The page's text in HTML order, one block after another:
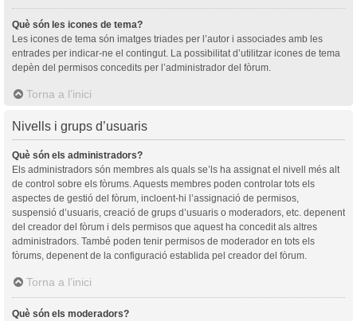
Què són les icones de tema?
Les icones de tema són imatges triades per l’autor i associades amb les
entrades per indicar-ne el contingut. La possibilitat d’utilitzar icones de tema
depèn del permisos concedits per l’administrador del fòrum.
Torna a l’inici
Nivells i grups d’usuaris
Què són els administradors?
Els administradors són membres als quals se’ls ha assignat el nivell més alt
de control sobre els fòrums. Aquests membres poden controlar tots els
aspectes de gestió del fòrum, incloent-hi l’assignació de permisos,
suspensió d’usuaris, creació de grups d’usuaris o moderadors, etc. depenent
del creador del fòrum i dels permisos que aquest ha concedit als altres
administradors. També poden tenir permisos de moderador en tots els
fòrums, depenent de la configuració establida pel creador del fòrum.
Torna a l’inici
Què són els moderadors?